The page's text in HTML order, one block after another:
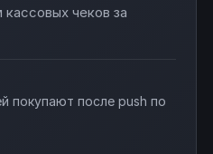
чеков за
покупают после push по